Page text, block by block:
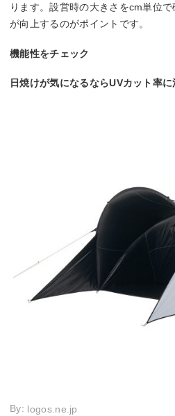
ります。設営時の大きさをcm単位
が向上するのがポイントです。
機能性をチェック
日焼けが気になるならUVカット率に
By: logos.ne.jp